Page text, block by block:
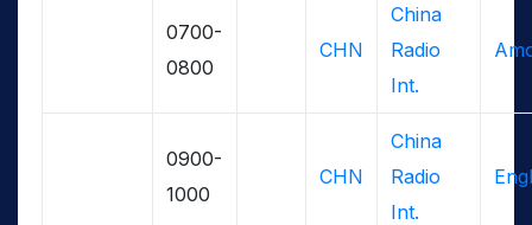
0700-
0800
CHN
China
Radio
Int.
0900-
1000
CHN
China
Radio
Int.